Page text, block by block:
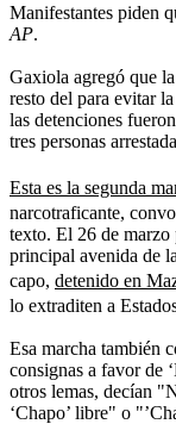
Manifestantes piden
AP.
Gaxiola agregó que
resto del para evitar
las detenciones
tres personas
Esta es la segunda
narcotraficante,
texto. El 26 de marzo
principal avenida de
capo, detenido en
lo extraditen a
Esa marcha también
consignas a favor de
otros lemas, decían
‘Chapo’ libre" o